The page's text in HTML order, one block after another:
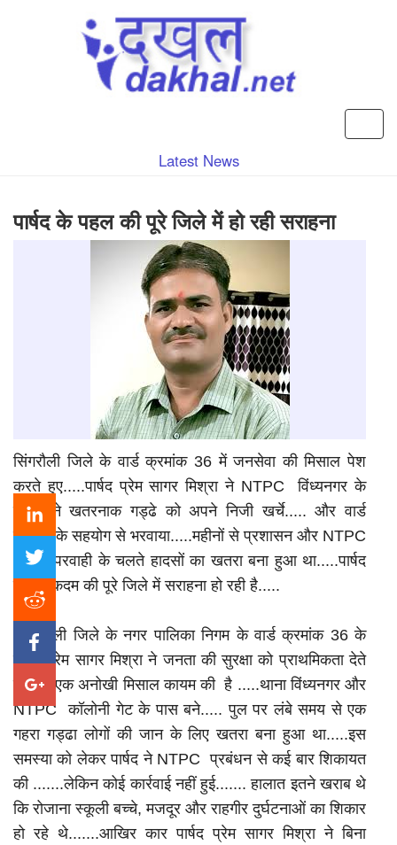
Latest News
पार्षद के पहल की पूरे जिले में हो रही सराहना
सिंगरौली जिले के वार्ड क्रमांक 36 में जनसेवा की मिसाल पेश
करते हुए.....पार्षद प्रेम सागर मिश्रा ने NTPC विंध्यनगर के
पास बने खतरनाक गड्ढे को अपने निजी खर्चे..... और वार्ड
वासियों के सहयोग से भरवाया.....महीनों से प्रशासन और NTPC
की लापरवाही के चलते हादसों का खतरा बना हुआ था.....पार्षद
के इस कदम की पूरे जिले में सराहना हो रही है.....
सिंगरौली जिले के नगर पालिका निगम के वार्ड क्रमांक 36 के
पार्षद प्रेम सागर मिश्रा ने जनता की सुरक्षा को प्राथमिकता देते
हुए .....एक अनोखी मिसाल कायम की है .....थाना विंध्यनगर और
NTPC कॉलोनी गेट के पास बने..... पुल पर लंबे समय से एक
गहरा गड्ढा लोगों की जान के लिए खतरा बना हुआ था.....इस
समस्या को लेकर पार्षद ने NTPC प्रबंधन से कई बार शिकायत
की .......लेकिन कोई कार्रवाई नहीं हुई....... हालात इतने खराब थे
कि रोजाना स्कूली बच्चे, मजदूर और राहगीर दुर्घटनाओं का शिकार
हो रहे थे.......आखिर कार पार्षद प्रेम सागर मिश्रा ने बिना